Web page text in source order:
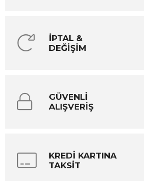
İPTAL &
DEĞİŞİM
GÜVENLİ
ALIŞVERİŞ
KREDİ KARTINA
TAKSİT